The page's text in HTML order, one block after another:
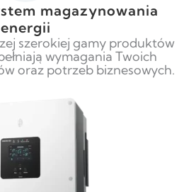
magazynowania
energii
szerokiej gamy produktów
wymagania Twoich
oraz potrzeb biznesowych.